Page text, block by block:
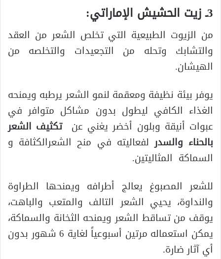
3ـ زيت الحشيش الإماراتي:
من الزيوت الطبيعية التي تخلص الشعر من العقد
والتشابك وتحله من التجعيدات والتخلصه من
الهيشان.
يوفر بيئة نظيفة ومعقمة لنمو الشعر يرطبه ويمنحه
الغذاء الكافي ليطول بدون مشاكل متوافر في
عبوات أنيقة وبلون أخضر يغني عن تكثيف الشعر
بالحناء والسدر لفعاليته في منح الشعرالكثافة و
السماكة المثاليتين.
للشعر المصبوغ يعالج أطرافه ويمنحها الطراوة
والنداوة، يحيي الشعر التالف والمتعب والباهت،
يوقف من تساقط الشعر ويمنحه الثخانة والسماكة،
يمكن استعماله مرتين أسبوعياً لغاية 6 شهور بدون
أي آثار ضارة.